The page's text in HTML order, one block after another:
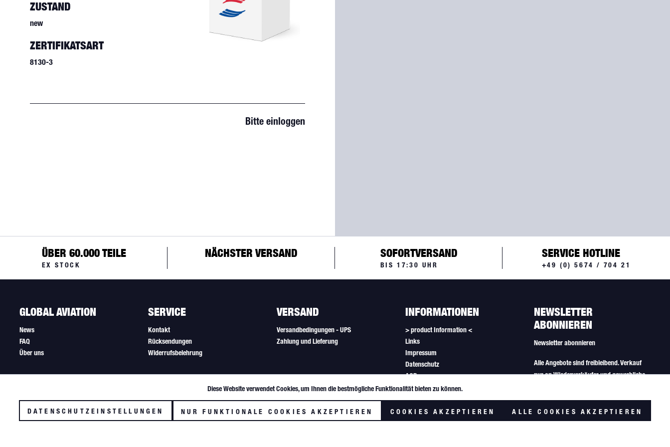
ZUSTAND
new
ZERTIFIKATSART
8130-3
Bitte einloggen
ÜBER 60.000 TEILE
EX STOCK
NÄCHSTER VERSAND SOFORTVERSAND
BIS 17:30 UHR
SERVICE HOTLINE
+49 (0) 5674 / 704 21
GLOBAL AVIATION
News
FAQ
Über uns
SERVICE
Kontakt
Rücksendungen
Widerrufsbelehrung
VERSAND
Versandbedingungen - UPS
Zahlung und Lieferung
INFORMATIONEN
> product Information <
Links
Impressum
Datenschutz
AGB
Newsletter
Cookie-Einstellungen
NEWSLETTER
ABONNIEREN
Newsletter abonnieren
Alle Angebote sind freibleibend. Verkauf
nur an Wiederverkäufer und gewerbliche
Tracking
Diese Website verwendet Cookies, um Ihnen die bestmögliche Funktionalität bieten zu können.
DATENSCHUTZEINSTELLUNGEN NUR FUNKTIONALE COOKIES AKZEPTIEREN COOKIES AKZEPTIEREN ALLE COOKIES AKZEPTIEREN